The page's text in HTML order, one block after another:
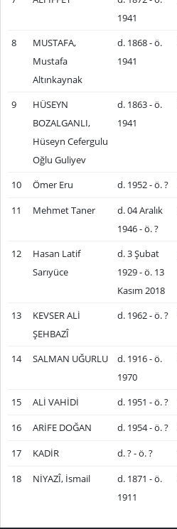
1941
8
MUSTAFA,
Mustafa
Altınkaynak
d. 1868 - ö.
1941
9
HÜSEYN
BOZALGANLI,
Hüseyn Cefergulu
Oğlu Guliyev
d. 1863 - ö.
1941
10 Ömer Eru d. 1952 - ö. ?
11 Mehmet Taner
d. 04 Aralık
1946 - ö. ?
12
Hasan Latif
Sarıyüce
d. 3 Şubat
1929 - ö. 13
Kasım 2018
13
KEVSER ALİ
ŞEHBAZÎ
d. 1962 - ö. ?
14 SALMAN UĞURLU
d. 1916 - ö.
1970
15 ALİ VAHİDİ d. 1951 - ö. ?
16 ARİFE DOĞAN d. 1954 - ö. ?
17 KADİR d. ? - ö. ?
18 NİYAZÎ, İsmail
d. 1871 - ö.
1911